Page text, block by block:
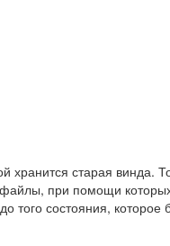
хранится старая винда.
файлы, при помощи
того состояния,